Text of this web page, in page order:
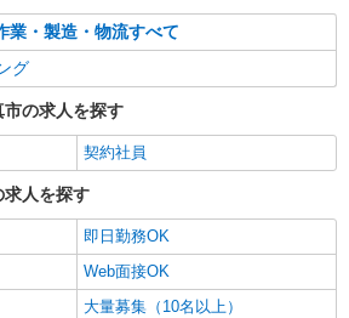
業・製造・物流すべて
グ
市の求人を探す
契約社員
求人を探す
即日勤務OK
Web面接OK
大量募集（10名以上）